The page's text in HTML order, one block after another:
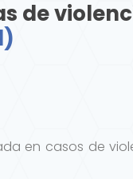
de
en casos de